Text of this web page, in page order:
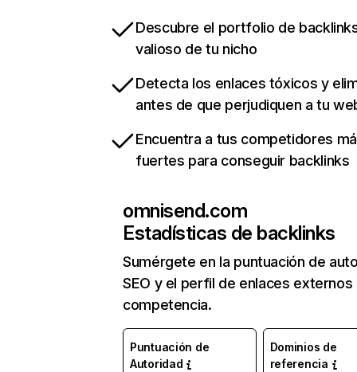
Descubre el portfolio de
valioso de tu nicho
Detecta los enlaces tóxicos y
antes de que perjudiquen a tu
Encuentra a tus competidores
fuertes para conseguir backlinks
omnisend.com
Estadísticas de backlinks
Sumérgete en la puntuación de
SEO y el perfil de enlaces externos
competencia.
Puntuación de
Autoridad
Dominios de
referencia